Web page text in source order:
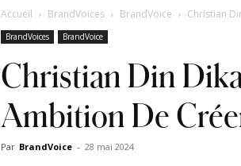
Accueil BrandVoices BrandVoice Christian
BrandVoices BrandVoice
Christian Din
Ambition De
Par BrandVoice - 28 mai 2024